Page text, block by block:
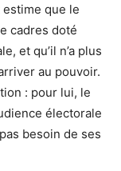
que le
cadres doté
et qu’il n’a plus
au pouvoir.
: pour lui, le
électorale
besoin de ses